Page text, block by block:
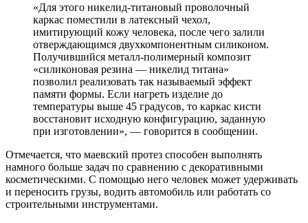
«Для этого никелид-титановый проволочный
каркас поместили в латексный чехол,
имитирующий кожу человека, после чего залили
отверждающимся двухкомпонентным силиконом.
Получившийся металл-полимерный композит
«силиконовая резина — никелид титана»
позволил реализовать так называемый эффект
памяти формы. Если нагреть изделие до
температуры выше 45 градусов, то каркас кисти
восстановит исходную конфигурацию, заданную
при изготовлении», — говорится в сообщении.
Отмечается, что маевский протез способен выполнять
намного больше задач по сравнению с декоративными
косметическими. С помощью него человек может удерживать
и переносить грузы, водить автомобиль или работать со
строительными инструментами.